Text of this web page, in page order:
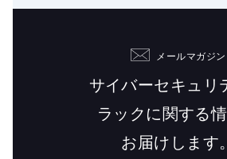
メールマガジン
サイバーセキュリ
ラックに関する
お届けします。